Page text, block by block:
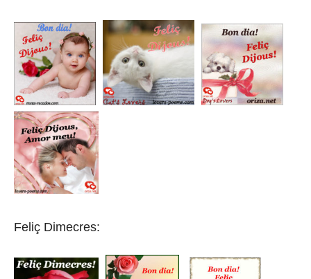
Feliç Dimecres: